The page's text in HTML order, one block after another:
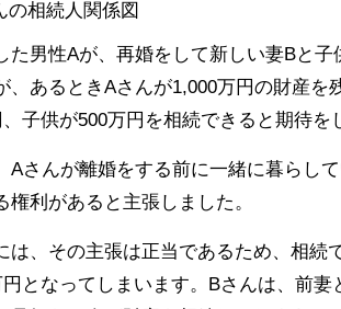
た男性Aが、再婚をして新しい妻Bと
、あるときAさんが1,000万円の財産
子供が500万円を相続できると期待を
Aさんが離婚をする前に一緒に暮らし
権利があると主張しました。
は、その主張は正当であるため、相続
円となってしまいます。Bさんは、前